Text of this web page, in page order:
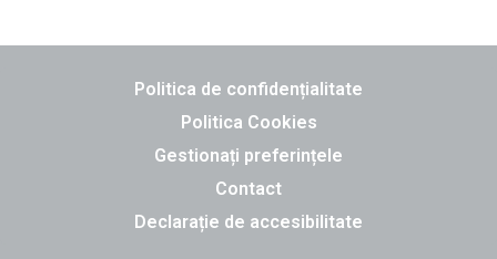
Politica de confidențialitate
Politica Cookies
Gestionați preferințele
Contact
Declarație de accesibilitate